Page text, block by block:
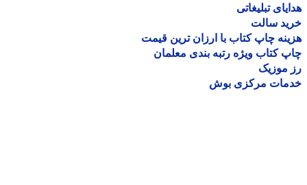
تبلیغاتی
سالت
چاپ کتاب با ارزان ترین قیمت
کتاب ویژه رتبه بندی معلمان
موزیک
مرکزی بوش